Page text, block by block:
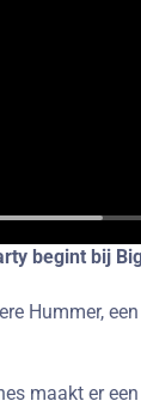
begint bij
Hummer,
maakt er